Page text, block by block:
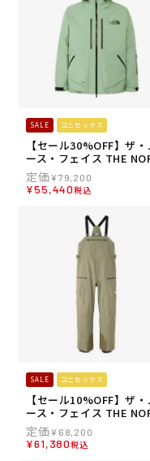
SALE ユニセックス
【セール30%OFF】ザ・
ース・フェイス THE
H FACE スノボー スノボ
ノーボード ウェア ジャ
ト レイバック ライド ジ
t NS62512-SE メンズ レデ
ィース ユニセックス 25-
¥79,200
¥55,440税込
SALE ユニセックス
【セール10%OFF】ザ・
ース・フェイス THE
H FACE スノボー スノボ
ノーボード ウェア ビブ
ツ つなぎ レイバック ビ
¥ 68,200
¥61,380税込